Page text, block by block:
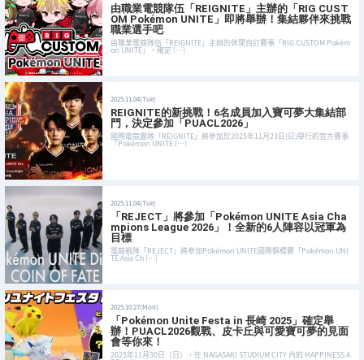
由職業電競隊伍「REIGNITE」主辦的「RIG CUST
OM Pokémon UNITE」即將舉辦！集結夥伴來挑戰
職業選手吧
由職業電競隊伍「REIGNITE」主辦的休閒自訂賽事「RIG CUSTOM Pokém
on UNITE」，確定 […]
2025.11.04(Tue)
REIGNITE的新挑戰！6名成員加入寶可夢大集結部
門，決定參加「PUACL2026」
國際電競團隊「REIGNITE」將參加於2025年11月23日(日)舉行的官方賽事
「Pokémon UNITE […]
2025.11.04(Tue)
「REJECT」將參加「Pokémon UNITE Asia Cha
mpions League 2026」！全新的6人陣容以冠軍為
目標
電競戰隊「REJECT」將參加Pokémon UNITE國際錦標賽「Pokémon UNI
TE Asia Ch […]
2025.10.27(Mon)
「Pokémon Unite Festa in 長崎 2025」確定舉
辦！PUACL2026觀戰、皮卡丘與可愛寶可夢的見面
會等你來！
2025年11月30日（日），在 NAGASAKI STUDIUM CITY 內的 HAPPINESS A